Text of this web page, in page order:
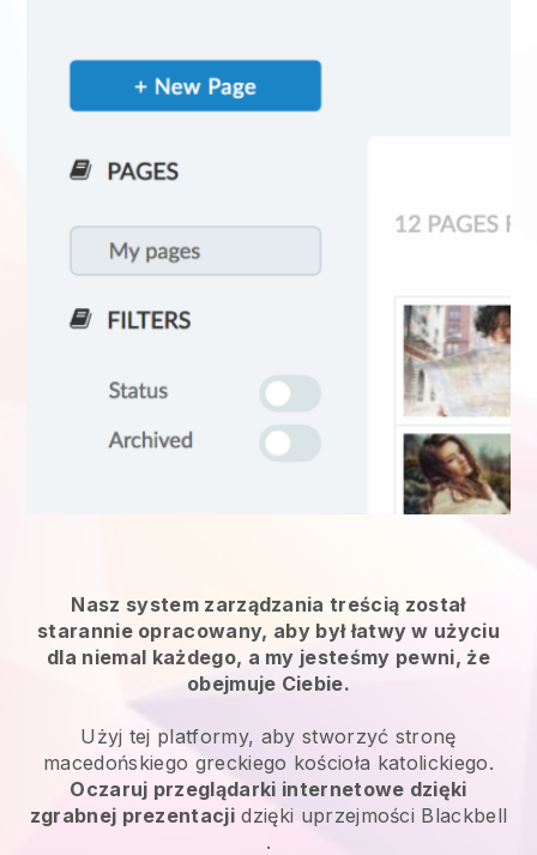
Nasz system zarządzania treścią został
starannie opracowany, aby był łatwy w użyciu
dla niemal każdego, a my jesteśmy pewni, że
obejmuje Ciebie.
Użyj tej platformy, aby stworzyć stronę
macedońskiego greckiego kościoła katolickiego.
Oczaruj przeglądarki internetowe dzięki
zgrabnej prezentacji dzięki uprzejmości Blackbell
.